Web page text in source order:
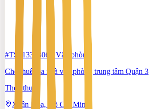
#TS51338806 -Văn phòng
Cho thuê tòa nhà văn phòng trung tâm Quận 3
Thỏa thuận
Xuân Hòa, Hồ Chí Minh